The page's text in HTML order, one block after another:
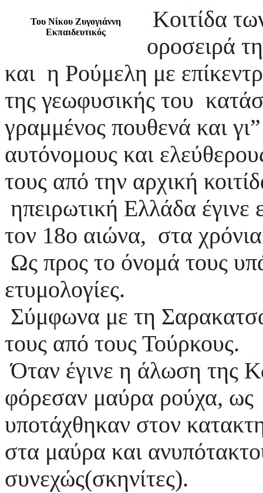
Του Νίκου Ζυγογιάννη
Εκπαιδευτικός
Κοιτίδα
οροσειρά
και η Ρούμελη με
της γεωφυσικής του
γραμμένος πουθενά και
αυτόνομους και
τους από την αρχική
ηπειρωτική Ελλάδα έγινε
τον 18ο αιώνα, στα
Ως προς το όνομά τους
ετυμολογίες.
Σύμφωνα με τη
τους από τους Τούρκους.
Όταν έγινε η άλωση της
φόρεσαν μαύρα ρούχα, ως
υποτάχθηκαν στον
στα μαύρα και
συνεχώς(σκηνίτες).